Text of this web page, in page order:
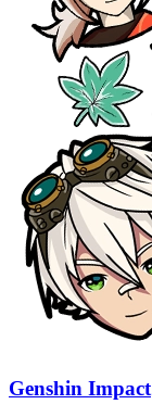
Genshin Impact